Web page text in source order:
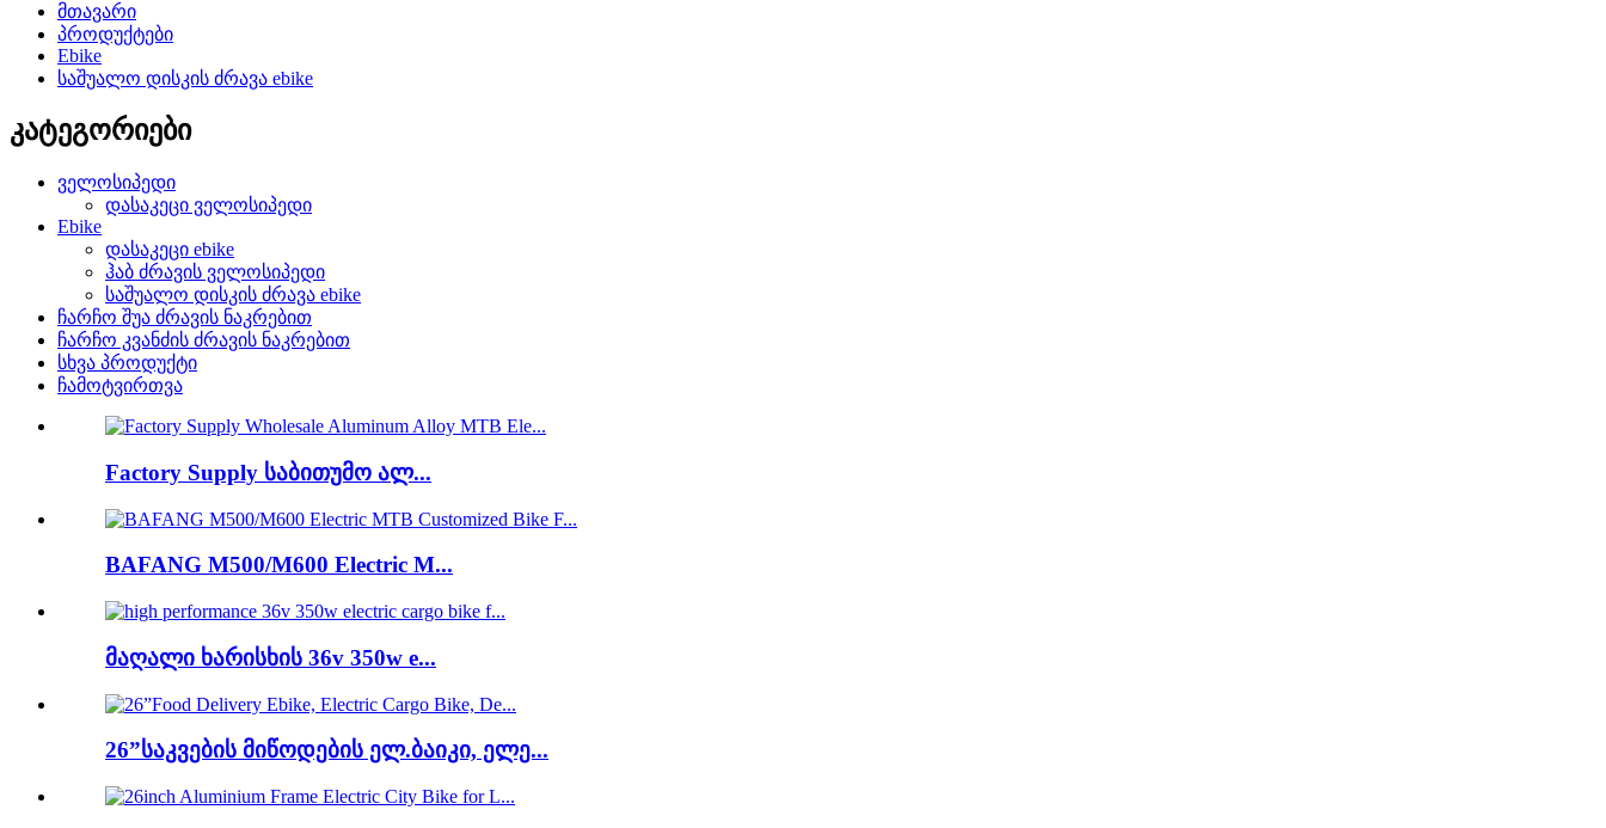
მთავარი
პროდუქტები
Ebike
საშუალო დისკის ძრავა ebike
კატეგორიები
ველოსიპედი
დასაკეცი ველოსიპედი
Ebike
დასაკეცი ebike
ჰაბ ძრავის ველოსიპედი
საშუალო დისკის ძრავა ebike
ჩარჩო შუა ძრავის ნაკრებით
ჩარჩო კვანძის ძრავის ნაკრებით
სხვა პროდუქტი
ჩამოტვირთვა
Factory Supply საბითუმო ალ...
BAFANG M500/M600 Electric M...
მაღალი ხარისხის 36v 350w e...
26”საკვების მიწოდების ელ.ბაიკი, ელე...